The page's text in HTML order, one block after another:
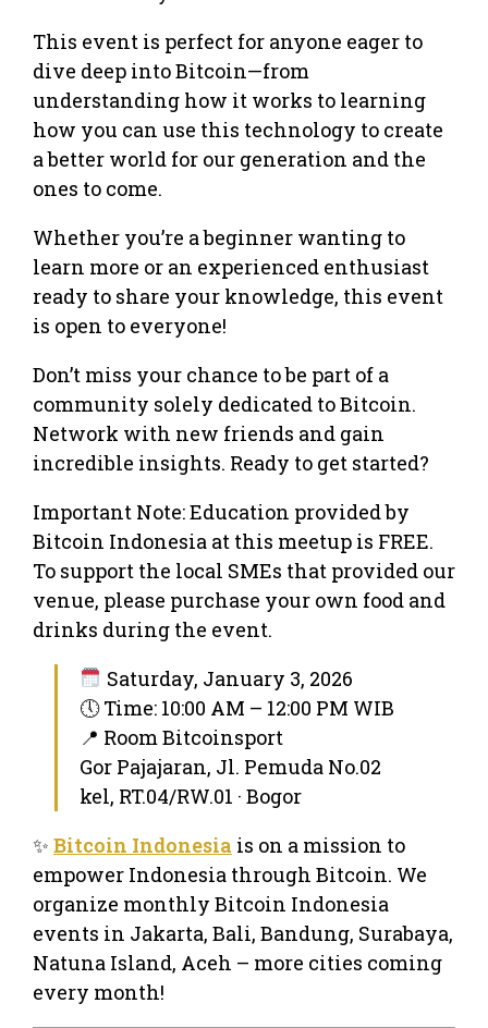
This event is perfect for anyone eager to
dive deep into Bitcoin—from
understanding how it works to learning
how you can use this technology to create
a better world for our generation and the
ones to come.
Whether you’re a beginner wanting to
learn more or an experienced enthusiast
ready to share your knowledge, this event
is open to everyone!
Don’t miss your chance to be part of a
community solely dedicated to Bitcoin.
Network with new friends and gain
incredible insights. Ready to get started?
Important Note: Education provided by
Bitcoin Indonesia at this meetup is FREE.
To support the local SMEs that provided our
venue, please purchase your own food and
drinks during the event.
Saturday, January 3, 2026
🕔 Time: 10:00 AM – 12:00 PM WIB
📍 Room Bitcoinsport
Gor Pajajaran, Jl. Pemuda No.02
kel, RT.04/RW.01 · Bogor
✨ Bitcoin Indonesia is on a mission to
empower Indonesia through Bitcoin. We
organize monthly Bitcoin Indonesia
events in Jakarta, Bali, Bandung, Surabaya,
Natuna Island, Aceh – more cities coming
every month!